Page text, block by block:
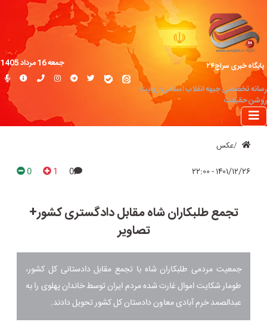
پایگاه خبری سراج۲۴
رسانه تخصصی جبهه انقلاب اسلامی؛ روایت
روشن حقیقت
جمعه 16 مرداد 1405
عکس
۱۴۰۱/۱۲/۲۶ - ۲۲:۰۰ 0
1
0
تجمع طلبکاران شاه مقابل دادگستری کشور+
تصاویر
جمعیت مردمی طلبکاران شاه با تجمع مقابل دادستانی کل کشور،
طومار شکایت اموال غارت شده مردم ایران توسط خاندان پهلوی را به
عبدالصمد خرم آبادی معاون دادستان کل کشور تحویل دادند.